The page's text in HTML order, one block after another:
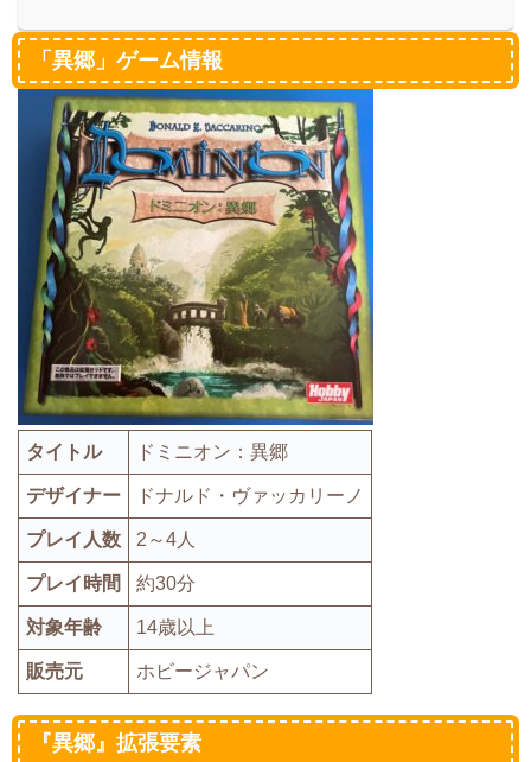
「異郷」ゲーム情報
タイトル ドミニオン： 異郷
デザイナー ドナルド・ヴァッカリーノ
プレイ人数 2～4人
プレイ時間 約30分
対象年齢 14歳以上
販売元 ホビージャパン
『異郷』拡張要素